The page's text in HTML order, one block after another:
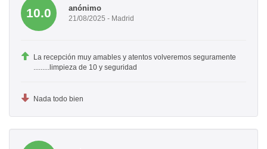
10.0 anónimo
21/08/2025 - Madrid
La recepción muy amables y atentos volveremos seguramente
.........limpieza de 10 y seguridad
Nada todo bien